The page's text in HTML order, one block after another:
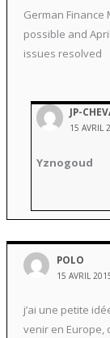
German Finance
possible and
issues resolved
JP-
15 AVRIL
Yznogoud
POLO
15 AVRIL
j’ai une petite
venir en Europe,